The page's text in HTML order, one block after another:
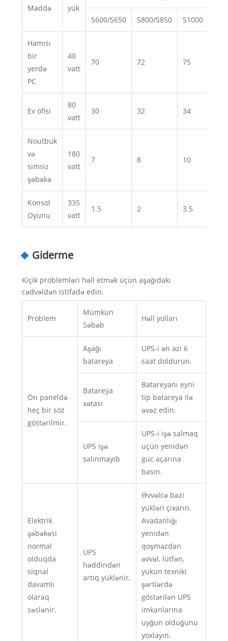
Maddə yük
S600/S650 S800/S850 S1000
Hamısı
bir
yerdə
PC
40
vatt
70 72 75
Ev ofisi
80
vatt
30 32 34
Noutbuk
və
simsiz
şəbəkə
180
vatt
7 8 10
Konsol
Oyunu
335
vatt
1.5 2 3.5
Giderme
Kiçik problemləri həll etmək üçün aşağıdakı
cədvəldən istifadə edin.
Problem
Mümkün
Səbəb
Həll yolları
Ön paneldə
heç bir söz
göstərilmir.
Aşağı
batareya
UPS-i ən azı 6
saat doldurun.
Batareya
xətası
Batareyanı eyni
tip batareya ilə
əvəz edin.
UPS işə
salınmayıb
UPS-i işə salmaq
üçün yenidən
güc açarına
basın.
Elektrik
şəbəkəsi
normal
olduqda
siqnal
davamlı
olaraq
səslənir.
UPS
həddindən
artıq yüklənir.
Əvvəlcə bəzi
yükləri çıxarın.
Avadanlığı
yenidən
qoşmazdan
əvvəl, lütfən,
yükün texniki
şərtlərdə
göstərilən UPS
imkanlarına
uyğun olduğunu
yoxlayın.